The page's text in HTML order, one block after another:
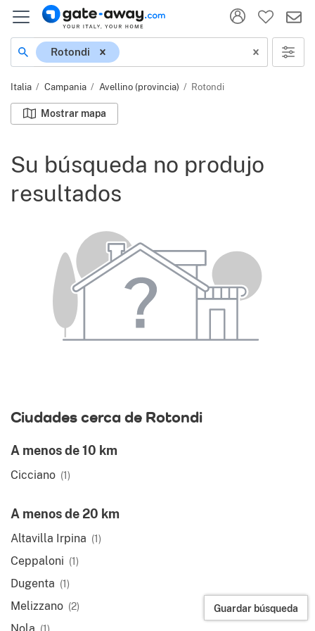
Ubicación
Rotondi
Italia Campania Avellino (provincia) Rotondi
Mostrar mapa
Su búsqueda no produjo
resultados
Ciudades cerca de Rotondi
A menos de 10 km
Cicciano (1)
A menos de 20 km
Altavilla Irpina (1)
Ceppaloni (1)
Dugenta (1)
Melizzano (2)
(1)
Guardar búsqueda